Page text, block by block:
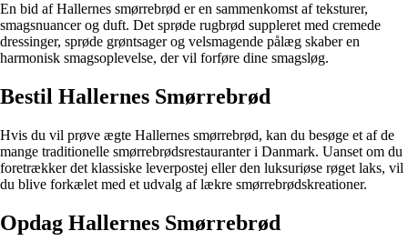
En bid af Hallernes smørrebrød er en sammenkomst af teksturer,
smagsnuancer og duft. Det sprøde rugbrød suppleret med cremede
dressinger, sprøde grøntsager og velsmagende pålæg skaber en
harmonisk smagsoplevelse, der vil forføre dine smagsløg.
Bestil Hallernes Smørrebrød
Hvis du vil prøve ægte Hallernes smørrebrød, kan du besøge et af de
mange traditionelle smørrebrødsrestauranter i Danmark. Uanset om du
foretrækker det klassiske leverpostej eller den luksuriøse røget laks, vil
du blive forkælet med et udvalg af lækre smørrebrødskreationer.
Opdag Hallernes Smørrebrød